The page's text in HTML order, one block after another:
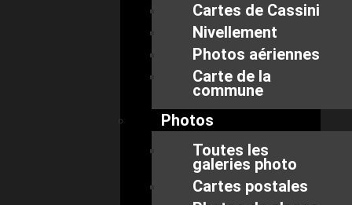
Cartes de Cassini
Nivellement
Photos aériennes
Carte de la
commune
Photos
Toutes les
galeries photo
Cartes postales